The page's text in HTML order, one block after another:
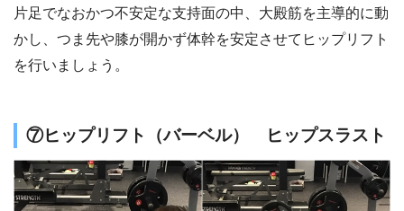
片足でなおかつ不安定な支持面の中、大殿筋を主導的に動
かし、つま先や膝が開かず体幹を安定させてヒップリフト
を行いましょう。
⑦ヒップリフト（バーベル） ヒップスラスト